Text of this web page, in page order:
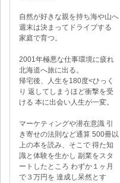
自然が好きな親を持ち海や山へ
週末は決まってドライブする
家庭で育つ。
2001年極悪な仕事環境に疲れ
北海道へ旅に出る。
帰宅後、人生を180度<ひっく
り 返してしまうほど衝撃を受
ける 本に出会い人生が一変。
マーケティングや潜在意識 引
き寄せの法則など通算 500冊以
上の本を読み、そこで 得た知
識と体験を生かし 副業をスタ
ートしたところ わずか１ヶ月
で３万円を 達成し呆然とす